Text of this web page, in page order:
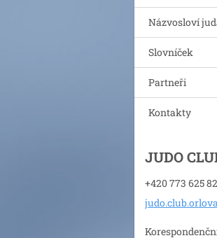
Názvosloví
Slovníček
Partneři
Kontakty
JUDO
+420 773 625
judo.clu